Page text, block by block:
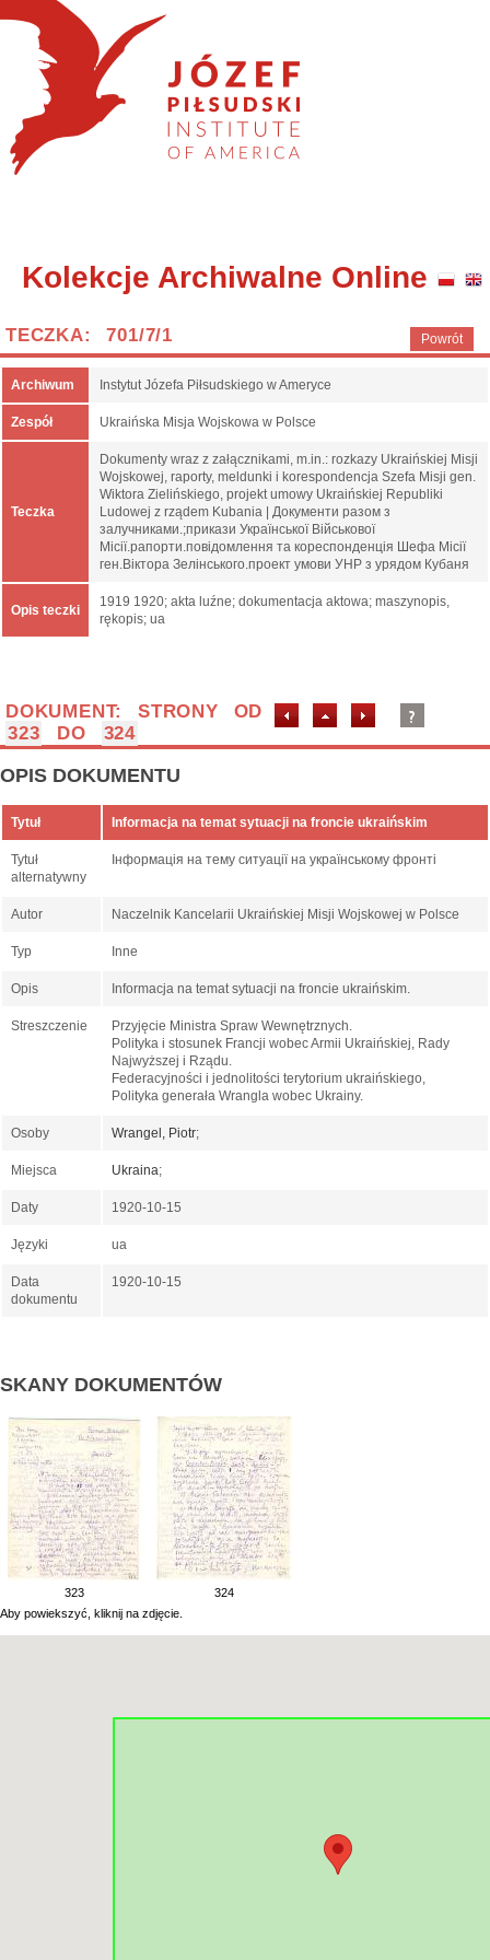
Kolekcje Archiwalne Online
Powrót
TECZKA: 701/7/1
Archiwum Instytut Józefa Piłsudskiego w Ameryce
Zespół Ukraińska Misja Wojskowa w Polsce
Teczka
Dokumenty wraz z załącznikami, m.in.: rozkazy Ukraińskiej Misji
Wojskowej, raporty, meldunki i korespondencja Szefa Misji gen.
Wiktora Zielińskiego, projekt umowy Ukraińskiej Republiki
Ludowej z rządem Kubania | Документи разом з
залучниками.;прикази Української Військової
Місії.рапорти.повідомлення та кореспонденція Шефа Місії
ген.Віктора Зелінського.проект умови УНР з урядом Кубаня
Opis teczki
1919 1920; akta luźne; dokumentacja aktowa; maszynopis,
rękopis; ua
DOKUMENT: STRONY OD
323
DO 324
OPIS DOKUMENTU
Tytuł Informacja na temat sytuacji na froncie ukraińskim
Tytuł
alternatywny
Інформація на тему ситуації на українському фронті
Autor Naczelnik Kancelarii Ukraińskiej Misji Wojskowej w Polsce
Typ Inne
Opis Informacja na temat sytuacji na froncie ukraińskim.
Streszczenie
Przyjęcie Ministra Spraw Wewnętrznych.
Polityka i stosunek Francji wobec Armii Ukraińskiej, Rady
Najwyższej i Rządu.
Federacyjności i jednolitości terytorium ukraińskiego,
Polityka generała Wrangla wobec Ukrainy.
Osoby Wrangel, Piotr;
Miejsca Ukraina;
Daty 1920-10-15
Języki ua
Data
dokumentu
1920-10-15
SKANY DOKUMENTÓW
323
324
Aby powiekszyć, kliknij na zdjęcie.